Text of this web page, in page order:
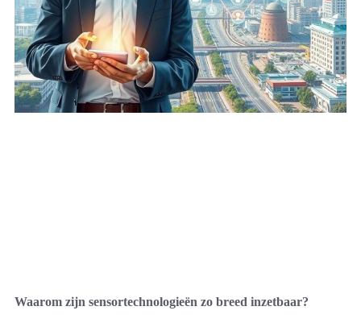
Waarom zijn sensortechnologieën zo breed inzetbaar?